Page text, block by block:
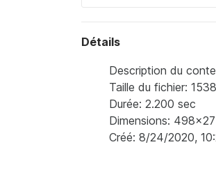
Détails
Description du
Taille du fichier:
Durée: 2.200 sec
Dimensions:
Créé: 8/24/2020,